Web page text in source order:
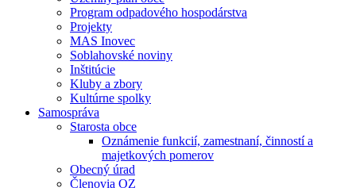
Program odpadového hospodárstva
Projekty
MAS Inovec
Soblahovské noviny
Inštitúcie
Kluby a zbory
Kultúrne spolky
Samospráva
Starosta obce
Oznámenie funkcií, zamestnaní, činností a
majetkových pomerov
Obecný úrad
Členovia OZ